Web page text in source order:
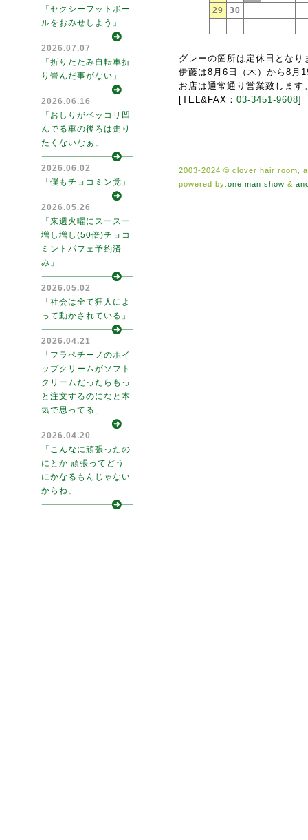
「セクシーフットボー
ルをおみせしよう」
2026.07.07
「折りたたみ自転車折
り畳んだ事がない」
2026.06.16
「おしりがベッコリ凹
んでる車の後ろは走り
たくないなぁ」
2026.06.02
「僕もチョコミン党」
2026.05.26
「来週火曜にスースー
増し増し(50倍)チョコ
ミントパフェ予約済
み」
2026.05.02
「社会は全て狂人によ
って動かされている」
2026.04.21
「フラペチーノのホイ
ップクリームがソフト
クリームだったらもっ
と注文するのになと本
気で思ってる」
2026.04.20
「こんなに頑張ったの
にとか 頑張ってどう
にかなるもんじゃない
からね」
29
30
グレーの箇所は定休日となり
伊藤は8月6日（木）から8月
お店は通常通り営業致しま
[TEL&FAX： 03-3451-9608]
2003-2024 © clover hair room,
powered by:one man show &